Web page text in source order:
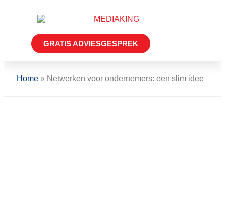
GRATIS ADVIESGESPREK
Home » Netwerken voor ondernemers: een slim idee